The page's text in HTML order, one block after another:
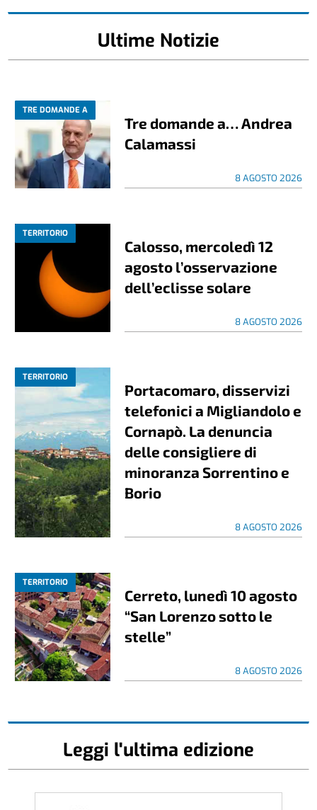
Ultime Notizie
TRE DOMANDE A
Tre domande a… Andrea
Calamassi
8 AGOSTO 2026
TERRITORIO
Calosso, mercoledì 12
agosto l’osservazione
dell’eclisse solare
8 AGOSTO 2026
TERRITORIO
Portacomaro, disservizi
telefonici a Migliandolo e
Cornapò. La denuncia
delle consigliere di
minoranza Sorrentino e
Borio
8 AGOSTO 2026
TERRITORIO
Cerreto, lunedì 10 agosto
“San Lorenzo sotto le
stelle”
8 AGOSTO 2026
Leggi l'ultima edizione